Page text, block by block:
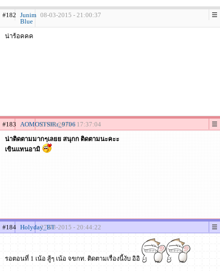
#182 Junim
Blue
08-03-2015 - 21:00:37
น่าร้อคคค
#183 AOMOSTSIRr_9706
27-03-2015 - 17:37:04
น่าติดตามมากๆเลยย สนุกก ติดตามนะคะะ
เขินแทนอามิ
#184 Holyday_BT27-03-2015 - 20:44:22
รอตอนที่ 1 เน้อ สู้ๆ เน้อ จขกท. ติดตามเรื่องนี้งับ อิอิ